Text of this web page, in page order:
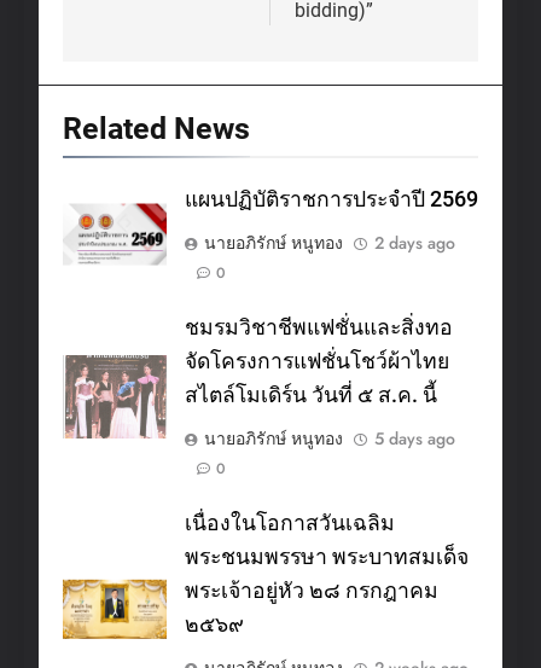
bidding)”
Related News
แผนปฏิบัติราชการประจำปี 2569
นายอภิรักษ์ หนูทอง
2 days ago
0
ชมรมวิชาชีพแฟชั่นและสิ่งทอ
จัดโครงการแฟชั่นโชว์ผ้าไทย
สไตล์โมเดิร์น วันที่ ๕ ส.ค. นี้
นายอภิรักษ์ หนูทอง
5 days ago
0
เนื่องในโอกาสวันเฉลิม
พระชนมพรรษา พระบาทสมเด็จ
พระเจ้าอยู่หัว ๒๘ กรกฎาคม
๒๕๖๙